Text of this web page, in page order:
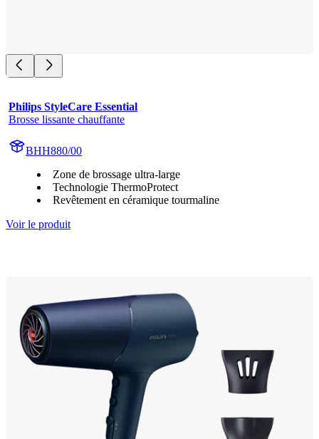
Philips StyleCare Essential
Brosse lissante chauffante
BHH880/00
Zone de brossage ultra-large
Technologie ThermoProtect
Revêtement en céramique tourmaline
Voir le produit